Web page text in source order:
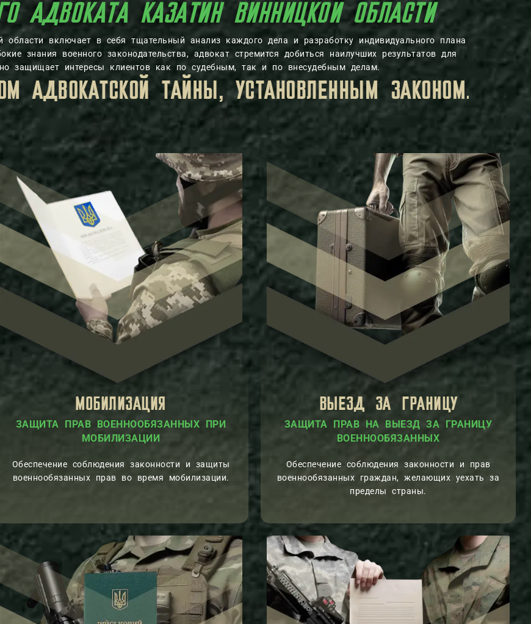
КАЗАТИН ВИННИЦКОЙ
области включает в себя тщательный анализ каждого дела и разработку индивидуального плана
знания военного законодательства, адвокат стремится добиться наилучших результатов для
защищает интересы клиентов как по судебным, так и по внесудебным делам.
ВСЯ ЛИЧНАЯ ИНФОРМАЦИЯ, КОТОРУЮ ВЫ ПЕРЕДАЕТЕ
МОБИЛИЗАЦИЯ
ВОЕННООБЯЗАННЫХ ПРИ
МОБИЛИЗАЦИИ
Обеспечение соблюдения законности и защиты
военнообязанных прав во время мобилизации.
ВЫЕЗД ЗА ГРАНИЦУ
ЗАЩИТА ПРАВ НА ВЫЕЗД ЗА ГРАНИЦУ
Обеспечение соблюдения законности и прав
военнообязанных граждан, желающих уехать за
пределы страны.